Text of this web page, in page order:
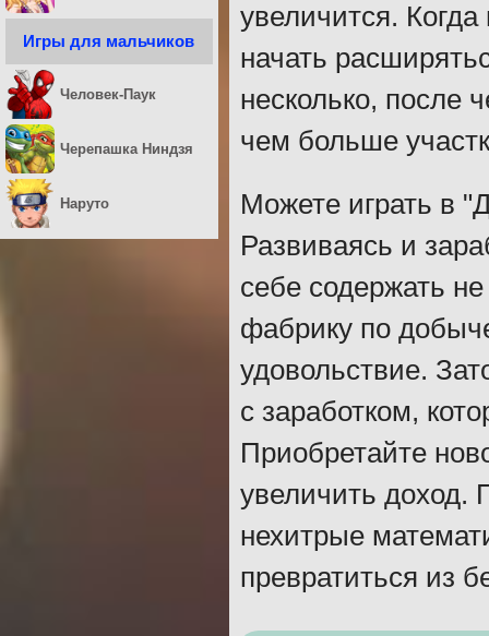
увеличится.
начать
несколько, после
чем больше
Можете играть в
Развиваясь и
себе содержать
фабрику по
удовольствие.
с заработком,
Приобретайте
увеличить доход.
нехитрые
превратиться из
Игры для мальчиков
Человек-Паук
Черепашка Ниндзя
Наруто